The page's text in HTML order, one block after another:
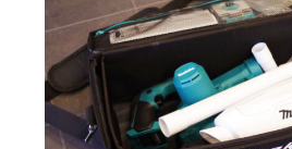
同軸ケーブル(11)
エコケーブル